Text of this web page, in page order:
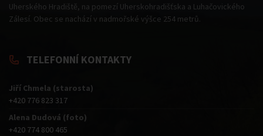
Uherského Hradiště, na pomezí Uherskohradišťska a Luhačovického
Zálesí. Obec se nachází v nadmořské výšce 254 metrů.
TELEFONNÍ KONTAKTY
Jiří Chmela (starosta)
+420 776 823 317
Alena Dudová (foto)
+420 774 800 465